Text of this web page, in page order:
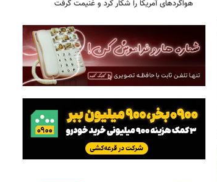
هواگردهای آمریکا را شکار کرد و غنیمت گرفت